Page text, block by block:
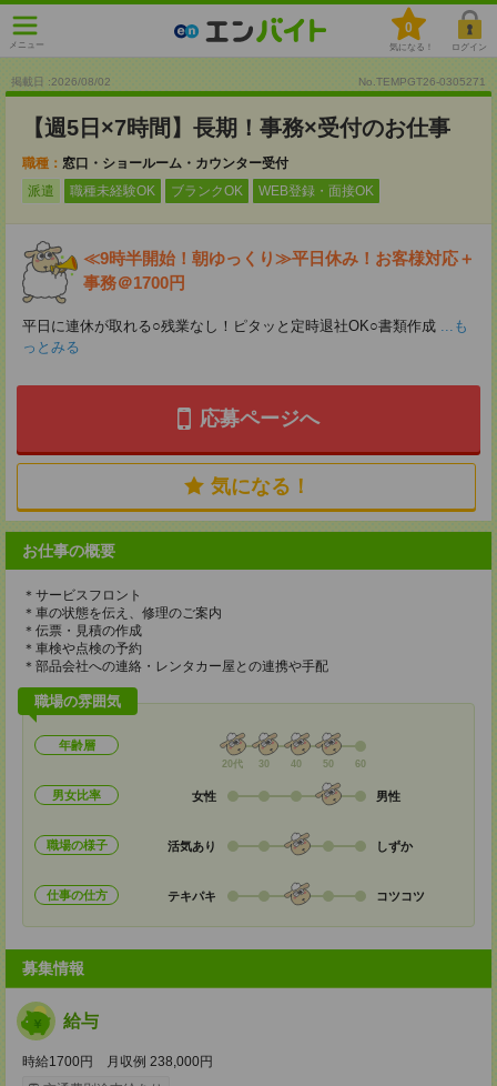
メニュー
0
気になる！ ログイン
掲載日 :2026/08/02 No.TEMPGT26-0305271
【週5日×7時間】長期！事務×受付のお仕事
職種： 窓口・ショールーム・カウンター受付
派遣
職種未経験OK ブランクOK WEB登録・面接OK
≪9時半開始！朝ゆっくり≫平日休み！お客様対応＋
事務＠1700円
平日に連休が取れる○残業なし！ピタッと定時退社OK○書類作成 ...も
っとみる
応募ページへ
気になる！
お仕事の概要
＊サービスフロント
＊車の状態を伝え、修理のご案内
＊伝票・見積の作成
＊車検や点検の予約
＊部品会社への連絡・レンタカー屋との連携や手配
職場の雰囲気
年齢層
20代 30 40 50 60
男女比率 女性 男性
職場の様子 活気あり しずか
仕事の仕方 テキパキ コツコツ
募集情報
給与
時給1700円 月収例 238,000円